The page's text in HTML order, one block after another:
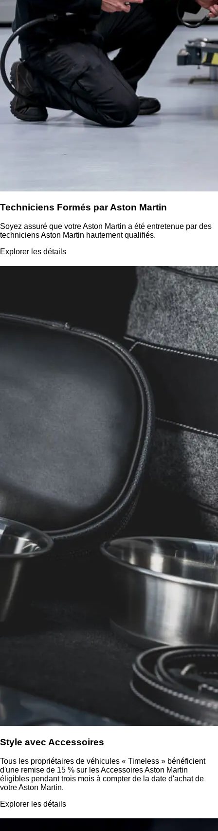
Techniciens Formés par Aston Martin
Soyez assuré que votre Aston Martin a été entretenue par des
techniciens Aston Martin hautement qualifiés.
Explorer les détails
Style avec Accessoires
Tous les propriétaires de véhicules « Timeless » bénéficient
d'une remise de 15 % sur les Accessoires Aston Martin
éligibles pendant trois mois à compter de la date d'achat de
votre Aston Martin.
Explorer les détails